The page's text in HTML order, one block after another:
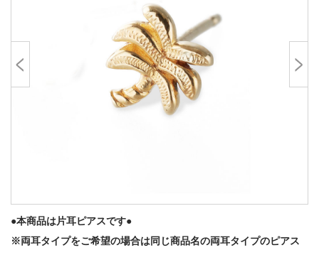
●本商品は片耳ピアスです●
※両耳タイプをご希望の場合は同じ商品名の両耳タイプのピアス